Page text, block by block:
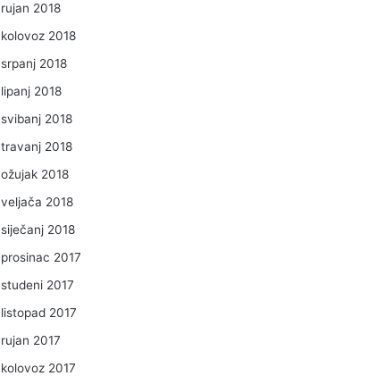
rujan 2018
kolovoz 2018
srpanj 2018
lipanj 2018
svibanj 2018
travanj 2018
ožujak 2018
veljača 2018
siječanj 2018
prosinac 2017
studeni 2017
listopad 2017
rujan 2017
kolovoz 2017